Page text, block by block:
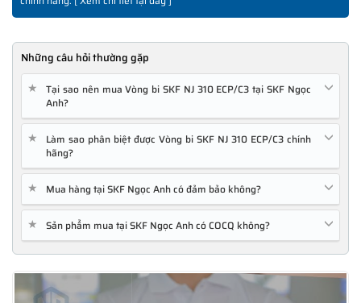
Những câu hỏi thường gặp
★
Tại sao nên mua Vòng bi SKF NJ 310 ECP/C3 tại SKF Ngọc
Anh?
★
Làm sao phân biệt được Vòng bi SKF NJ 310 ECP/C3 chính
hãng?
★ Mua hàng tại SKF Ngọc Anh có đảm bảo không?
★ Sản phẩm mua tại SKF Ngọc Anh có COCQ không?